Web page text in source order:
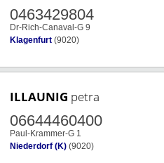
0463429804
Dr-Rich-Canaval-G 9
Klagenfurt (9020)
ILLAUNIG petra
06644460400
Paul-Krammer-G 1
Niederdorf (K) (9020)